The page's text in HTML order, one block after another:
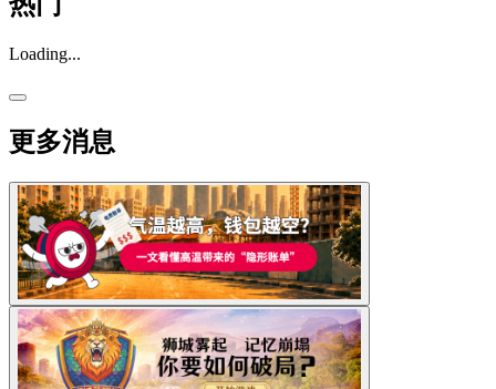
Loading...
更多消息